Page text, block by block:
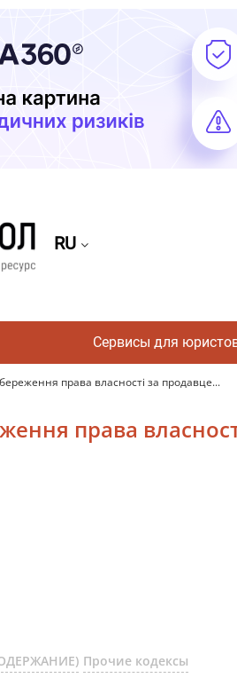
RU
Сервисы для
права власності за продавце...
права
Прочие кодексы